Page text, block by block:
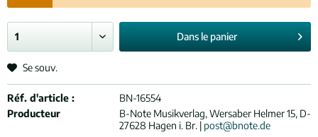
Dans le panier
Se souv.
Réf. d'article :
BN-16554
Producteur
B-Note Musikverlag, Wersaber Helmer 15, D-
27628 Hagen i. Br. | post@bnote.de